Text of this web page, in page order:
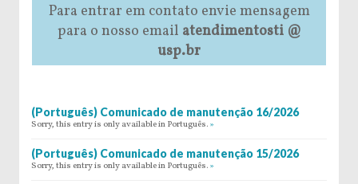
Para entrar em contato envie mensagem
para o nosso email atendimentosti @
usp.br
(Português) Comunicado de manutenção 16/2026
Sorry, this entry is only available in Português. »
(Português) Comunicado de manutenção 15/2026
Sorry, this entry is only available in Português. »